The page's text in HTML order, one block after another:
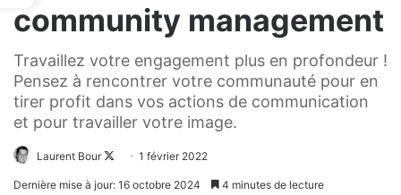
community management
Travaillez votre engagement plus en profondeur !
Pensez à rencontrer votre communauté pour en
tirer profit dans vos actions de communication
et pour travailler votre image.
Laurent Bour
Follow1 février 2022
Dernière mise à jour: 16 octobre 2024 4 minutes de lecture